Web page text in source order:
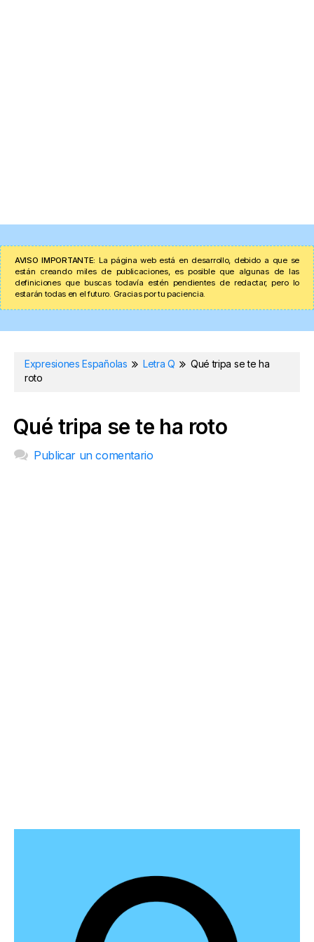
AVISO IMPORTANTE: La página web está en desarrollo, debido a que se
están creando miles de publicaciones, es posible que algunas de las
definiciones que buscas todavía estén pendientes de redactar, pero lo
estarán todas en el futuro. Gracias por tu paciencia.
Expresiones Españolas Letra Q
Qué tripa se te ha
roto
Qué tripa se te ha roto
Publicar un comentario